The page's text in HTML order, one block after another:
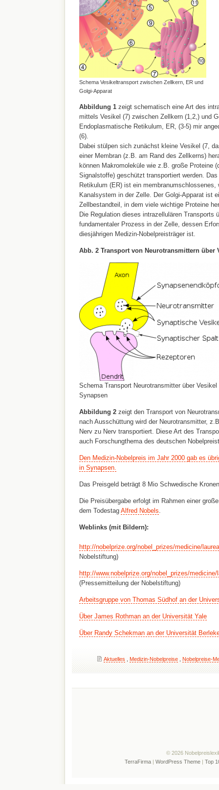
Schema Vesikeltransport zwischen Zellkern, ER und
Golgi-Apparat
Abbildung 1zeigt schematisch eine Art des
mittels Vesikel (7) zwischen Zellkern (1,2,) und
Endoplasmatische Retikulum, ER, (3-5) mir
(6).
Dabei stülpen sich zunächst kleine Vesikel (7,
einer Membran (z.B. am Rand des Zellkerns)
können Makromoleküle wie z.B. große Proteine
Signalstoffe) geschützt transportiert werden.
Retikulum (ER) ist ein membranumschlossenes,
Kanalsystem in der Zelle. Der Golgi-Apparat ist
Zellbestandteil, in dem viele wichtige Proteine
Die Regulation dieses intrazellulären Transports
fundamentaler Prozess in der Zelle, dessen
diesjährigen Medizin-Nobelpreisträger ist.
Abb. 2 Transport von Neurotransmittern über
Schema Transport Neurotransmitter über Vesikel
Synapsen
Abbildung 2zeigt den Transport von
nach Ausschüttung wird der Neurotransmitter,
Nerv zu Nerv transportiert. Diese Art des
auch Forschungthema des deutschen
Den Medizin-Nobelpreis im Jahr 2000 gab es
in Synapsen.
Das Preisgeld beträgt 8 Mio Schwedische
Die Preisübergabe erfolgt im Rahmen einer
dem Todestag Alfred Nobels
Weblinks (mit Bildern):
http://nobelprize.org/nobel_prizes/medicine/
Nobelstiftung)
http://www.nobelprize.org/nobel_prizes/
(Pressemitteilung der Nobelstiftung)
Arbeitsgruppe von Thomas Südhof an der
Über James Rothman an der Universität Yale
Über Randy Schekman an der Universität
Aktuelles Medizin-Nobelpreise, Nobelpreise-
© 2026
TerraFirma| WordPress Theme| Top